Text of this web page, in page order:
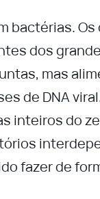
bactérias.
dos
mas
de DNA
inteiros do
fazer de